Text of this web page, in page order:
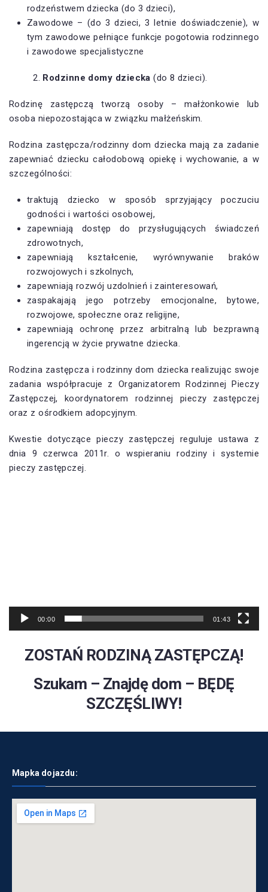
rodzeństwem dziecka (do 3 dzieci),
Zawodowe – (do 3 dzieci, 3 letnie doświadczenie), w
tym zawodowe pełniące funkcje pogotowia rodzinnego
i zawodowe specjalistyczne
2. Rodzinne domy dziecka (do 8 dzieci).
Rodzinę zastępczą tworzą osoby – małżonkowie lub
osoba niepozostająca w związku małżeńskim.
Rodzina zastępcza/rodzinny dom dziecka mają za zadanie
zapewniać dziecku całodobową opiekę i wychowanie, a w
szczególności:
traktują dziecko w sposób sprzyjający poczuciu
godności i wartości osobowej,
zapewniają dostęp do przysługujących świadczeń
zdrowotnych,
zapewniają kształcenie, wyrównywanie braków
rozwojowych i szkolnych,
zapewniają rozwój uzdolnień i zainteresowań,
zaspakajają jego potrzeby emocjonalne, bytowe,
rozwojowe, społeczne oraz religijne,
zapewniają ochronę przez arbitralną lub bezprawną
ingerencją w życie prywatne dziecka.
Rodzina zastępcza i rodzinny dom dziecka realizując swoje
zadania współpracuje z Organizatorem Rodzinnej Pieczy
Zastępczej, koordynatorem rodzinnej pieczy zastępczej
oraz z ośrodkiem adopcyjnym.
Kwestie dotyczące pieczy zastępczej reguluje ustawa z
dnia 9 czerwca 2011r. o wspieraniu rodziny i systemie
pieczy zastępczej.
00:00 01:43
ZOSTAŃ RODZINĄ ZASTĘPCZĄ!
Szukam – Znajdę dom – BĘDĘ
SZCZĘŚLIWY!
Mapka dojazdu: